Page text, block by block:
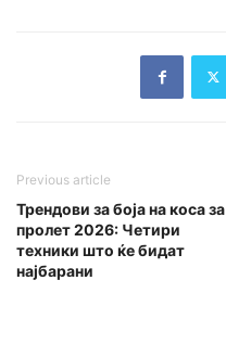
Previous article
Трендови за боја на коса за
пролет 2026: Четири
техники што ќе бидат
најбарани